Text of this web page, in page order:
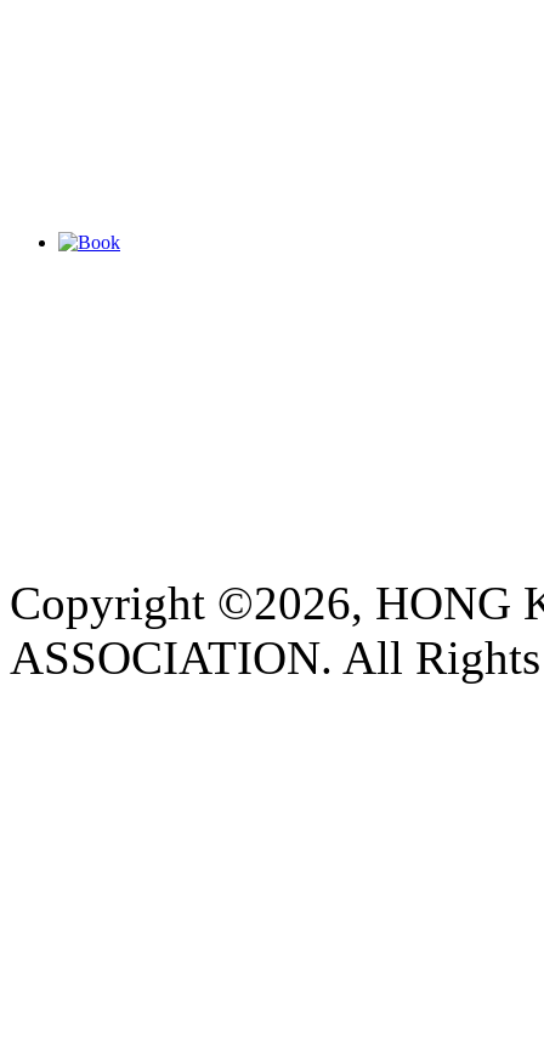
Copyright ©2026, HONG
ASSOCIATION. All Rights